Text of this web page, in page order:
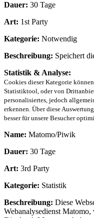
Dauer: 30 Tage
Art: 1st Party
Kategorie: Notwendig
Beschreibung: Speichert
Statistik & Analyse:
Cookies dieser Kategorie
Statistiktool, oder von
personalisiertes, jedoch
erkennen. Über diese
besser für unsere Besucher
Name: Matomo/Piwik
Dauer: 30 Tage
Art: 3rd Party
Kategorie: Statistik
Beschreibung: Diese
Webanalysedienst